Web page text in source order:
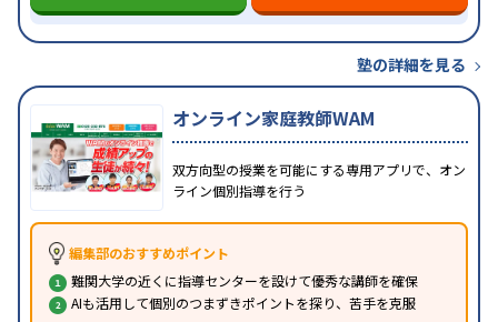
塾の詳細を見る
オンライン家庭教師WAM
双方向型の授業を可能にする専用アプリで、オン
ライン個別指導を行う
編集部のおすすめポイント
難関大学の近くに指導センターを設けて優秀な講師を確保
AIも活用して個別のつまずきポイントを探り、苦手を克服